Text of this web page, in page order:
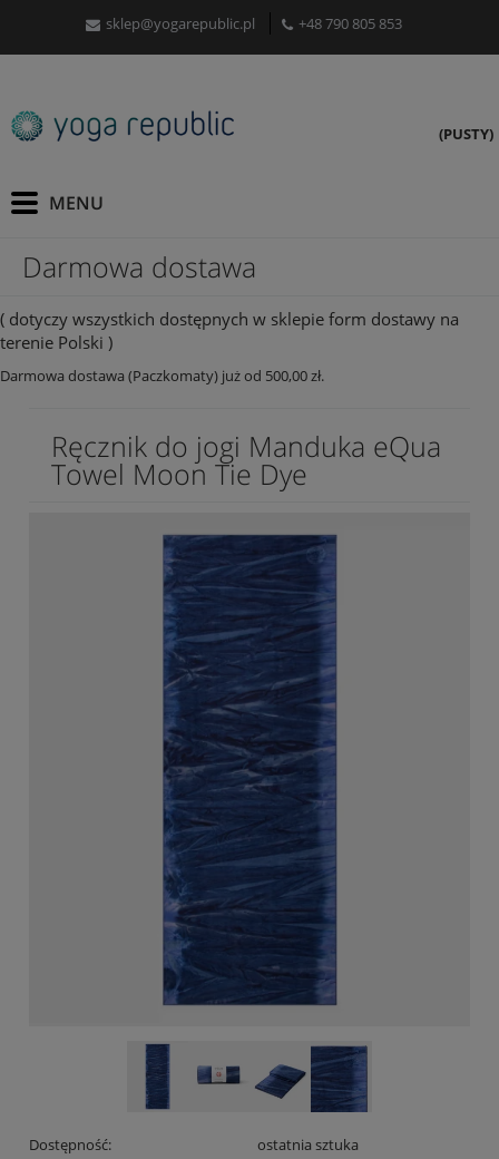
sklep@yogarepublic.pl +48 790 805 853
(PUSTY)
Darmowa dostawa
( dotyczy wszystkich dostępnych w sklepie form dostawy na
terenie Polski )
Darmowa dostawa (Paczkomaty) już od 500,00 zł.
Ręcznik do jogi Manduka eQua
Towel Moon Tie Dye
Dostępność:
ostatnia sztuka